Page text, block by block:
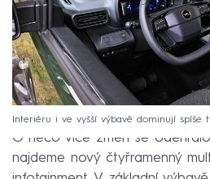
Interiéru i ve vyšší výbavě dominují spíše
O něco více změn se
najdeme nový čtyřramenný